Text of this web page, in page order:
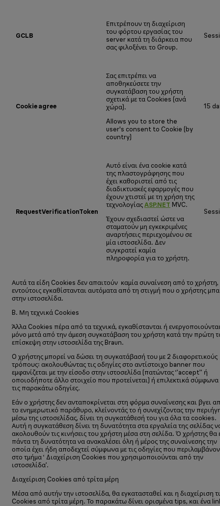
GCLB
Επιτρέπουν τη διαχείριση
του φόρτου εργασίας του
server κατά τη διάρκεια που
σας φιλοξένει το Group.
Cookie agree
Σας επιτρέπει να
αποθηκεύσετε την
συγκατάβαση του χρήστη
σχετικά με τα Cookies (ανά
χώρα).
Allows you to store the
user's consent to Cookie (by
country)
15
RequestVerificationToken
Αυτό είναι ένα cookie κατά
της πλαστογράφησης που
έχει καθοριστεί από τις
διαδικτυακές εφαρμογές που
έχουν χτιστεί με τη χρήση της
τεχνολογίαςASP.NET MVC.
Έχουν σχεδιαστεί ώστε να
σταματούν μη εγκεκριμένες
αναρτήσεις περιεχομένου σε
μία ιστοσελίδα. Δεν
συγκρατεί καμία
πληροφορία για το χρήστη.
Αυτά τα είδη Cookies δεν απαιτούν καμία συναίνεση από το χρήστη,
εντούτοις εγκαθίστανται αυτόματα από τη στιγμή που ο χρήστης
στην ιστοσελίδα.
B. Μη τεχνικά Cookies
Άλλα Cookies πέρα από τα τεχνικά, εγκαθίστανται ή
μόνο μετά από την άμεση συγκατάβαση του χρήστη κατά την πρώτη
επίσκεψη στην ιστοσελίδα της Braun.
O χρήστης μπορεί να δώσει τη συγκατάβασή του με 2 διαφορετικούς
τρόπους: ακολουθώντας τις οδηγίες στο αντίστοιχο banner που
εμφανίζεται με την είσοδο στην ιστοσελίδα (πατώντας ‘’accept’’ ή
οποιοδήποτε άλλο στοιχείο που προτείνεται) ή επιλεκτικά σύμφωνα
τις παρακάτω οδηγίες.
Εάν ο χρήστης δεν ανταποκρίνεται στη φόρμα συναίνεσης και βγει
το ενημερωτικό παράθυρο, κλείνοντάς το ή συνεχίζοντας την
μέσω της ιστοσελίδας, δίνει τη συγκατάθεσή του για όλα τα cookies.
Αυτή η συγκατάθεση δίνει τη δυνατότητα στα εργαλεία της σελίδας
ακολουθούν τις κινήσεις του χρήστη μέσα στη σελίδα. Ό χρήστης θα
πάντα τη δυνατότητα να ανακαλέσει όλη ή μέρος της συναίνεσης την
οποία έχει ήδη αποδεχτεί σύμφωνα με τις οδηγίες που
στο τμήμα ‘ Διαχείριση Cookies που χρησιμοποιούνται από την
ιστοσελίδα’.
Διαχείριση Cookies από τρίτα μέρη
Μέσα από αυτήν την ιστοσελίδα, θα εγκατασταθεί και η διαχείριση
Cookies από τρίτα μέρη. Το παρακάτω δίνει ορισμένα tips, και ένα